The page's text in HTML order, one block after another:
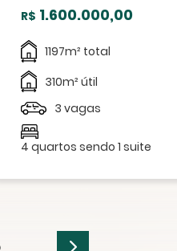
R$ 1.600.000,00
1197m² total
310m² útil
3 vagas
4 quartos sendo 1 suite